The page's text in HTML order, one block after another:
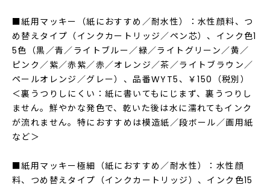
■紙用マッキー（紙におすすめ／耐水性）：水性顔料、つ
め替えタイプ（インクカートリッジ／ペン芯）、インク色1
5色（黒／青／ライトブルー／緑／ライトグリーン／黄／
ピンク／紫／赤紫／赤／オレンジ／茶／ライトブラウン／
ペールオレンジ／グレー）、品番WYT5、￥150（税別）
＜裏うつりしにくい：紙に書いてもにじまず、裏うつりし
ません。鮮やかな発色で、乾いた後は水に濡れてもインク
が流れません。特におすすめは模造紙／段ボール／画用紙
など＞
■紙用マッキー極細（紙におすすめ／耐水性）：水性顔
料、つめ替えタイプ（インクカートリッジ）、インク色15